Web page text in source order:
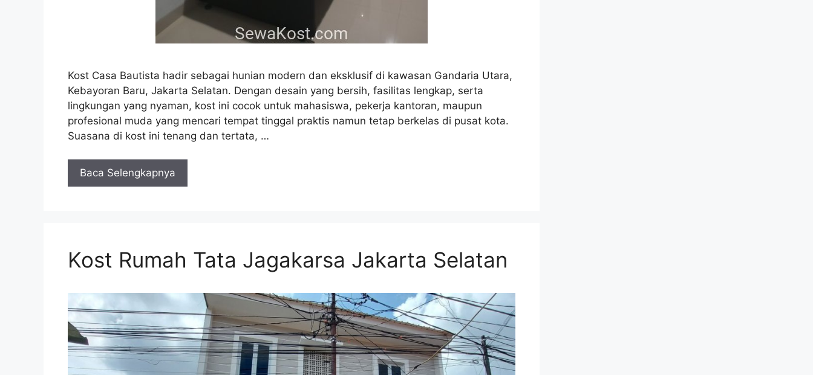
Kost Casa Bautista hadir sebagai hunian modern dan eksklusif di kawasan Gandaria Utara,
Kebayoran Baru, Jakarta Selatan. Dengan desain yang bersih, fasilitas lengkap, serta
lingkungan yang nyaman, kost ini cocok untuk mahasiswa, pekerja kantoran, maupun
profesional muda yang mencari tempat tinggal praktis namun tetap berkelas di pusat kota.
Suasana di kost ini tenang dan tertata, …
Baca Selengkapnya
Kost Rumah Tata Jagakarsa Jakarta Selatan